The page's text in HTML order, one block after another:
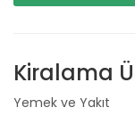
Kiralama
Yemek ve Yakıt